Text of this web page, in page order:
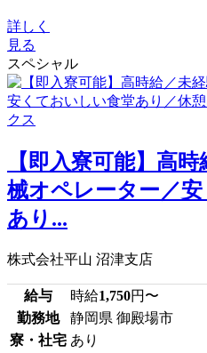
詳しく
見る
スペシャル
【即入寮可能】高
械オペレーター／
あり...
株式会社平山 沼津支店
給与 時給1,750円〜
勤務地
静岡県 御殿場市
寮・社宅 あり